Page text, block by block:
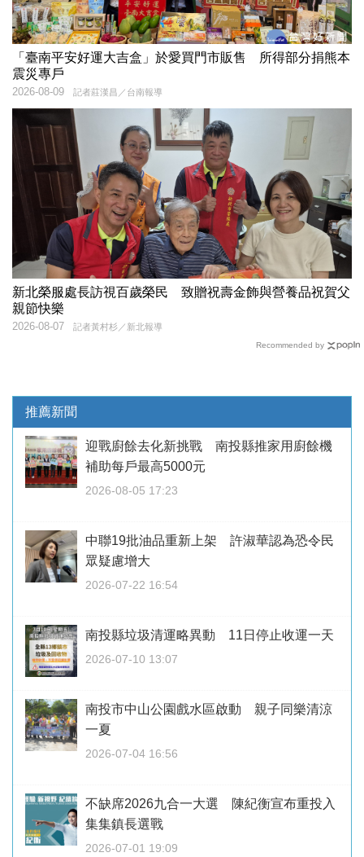
「臺南平安好運大吉盒」於愛買門市販售 所得部分捐熊本
震災專戶
記者莊漢昌／台南報導
2026-08-09
新北榮服處長訪視百歲榮民 致贈祝壽金飾與營養品祝賀父
親節快樂
記者黃村杉／新北報導
2026-08-07
Recommended by
推薦新聞
迎戰廚餘去化新挑戰 南投縣推家用廚餘機
補助每戶最高5000元
2026-08-05 17:23
中聯19批油品重新上架 許淑華認為恐令民
眾疑慮增大
2026-07-22 16:54
南投縣垃圾清運略異動 11日停止收運一天
2026-07-10 13:07
南投市中山公園戲水區啟動 親子同樂清涼
一夏
2026-07-04 16:56
不缺席2026九合一大選 陳紀衡宣布重投入
集集鎮長選戰
2026-07-01 19:09